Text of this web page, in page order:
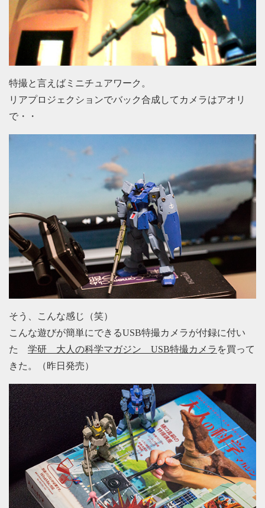
特撮と言えばミニチュアワーク。
リアプロジェクションでバック合成してカメラはアオリ
で・・
そう、こんな感じ（笑）
こんな遊びが簡単にできるUSB特撮カメラが付録に付い
た 学研 大人の科学マガジン USB特撮カメラ を買って
きた。（昨日発売）